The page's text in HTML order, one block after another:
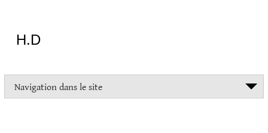
H.D
Navigation dans le site